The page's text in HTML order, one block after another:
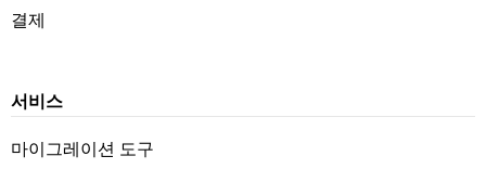
결제
서비스
마이그레이션 도구